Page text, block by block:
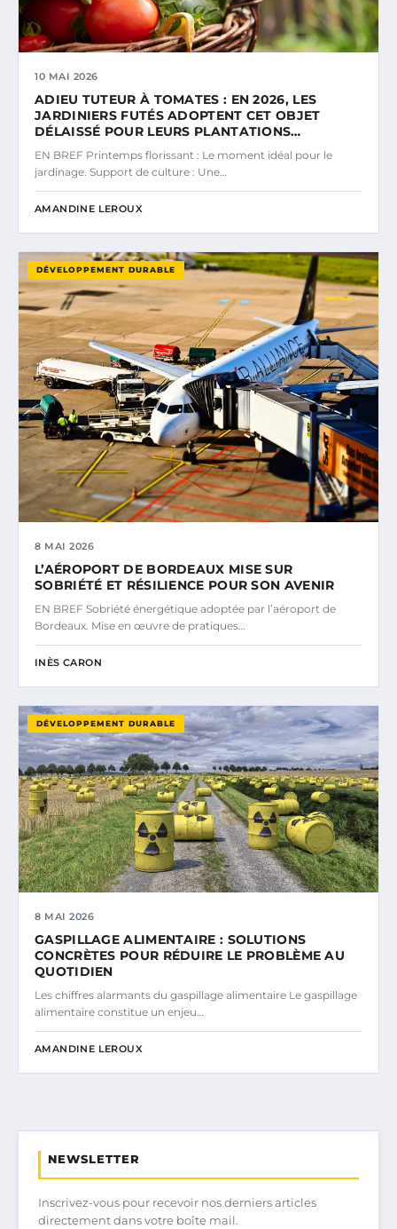
10 MAI 2026
ADIEU TUTEUR À TOMATES : EN 2026, LES
JARDINIERS FUTÉS ADOPTENT CET OBJET
DÉLAISSÉ POUR LEURS PLANTATIONS…
EN BREF Printemps florissant : Le moment idéal pour le
jardinage. Support de culture : Une…
AMANDINE LEROUX
DÉVELOPPEMENT DURABLE
8 MAI 2026
L’AÉROPORT DE BORDEAUX MISE SUR
SOBRIÉTÉ ET RÉSILIENCE POUR SON AVENIR
EN BREF Sobriété énergétique adoptée par l’aéroport de
Bordeaux. Mise en œuvre de pratiques…
INÈS CARON
DÉVELOPPEMENT DURABLE
8 MAI 2026
GASPILLAGE ALIMENTAIRE : SOLUTIONS
CONCRÈTES POUR RÉDUIRE LE PROBLÈME AU
QUOTIDIEN
Les chiffres alarmants du gaspillage alimentaire Le gaspillage
alimentaire constitue un enjeu…
AMANDINE LEROUX
NEWSLETTER
Inscrivez-vous pour recevoir nos derniers articles
directement dans votre boîte mail.